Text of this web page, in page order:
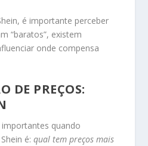
é importante perceber
“baratos”, existem
onde compensa
DE PREÇOS:
quando
é:qual tem preços mais